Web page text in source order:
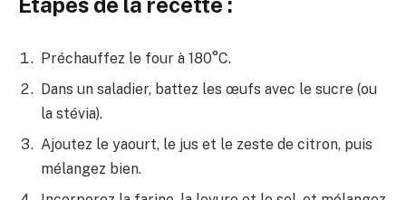
Préchauffez le four à 180°C.
Dans un saladier, battez les œufs avec le sucre (ou
la stévia).
Ajoutez le yaourt, le jus et le zeste de citron, puis
mélangez bien.